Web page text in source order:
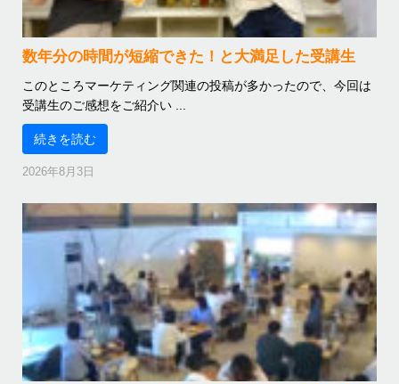
数年分の時間が短縮できた！と大満足した受講生
このところマーケティング関連の投稿が多かったので、今回は
受講生のご感想をご紹介い ...
続きを読む
2026年8月3日